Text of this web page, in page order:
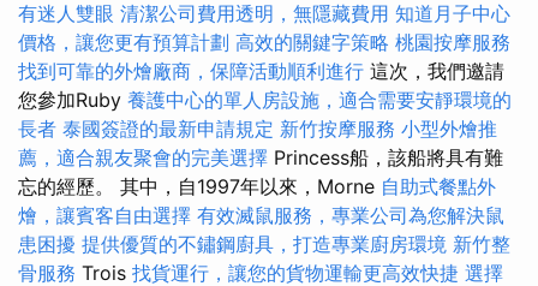
有迷人雙眼 清潔公司費用透明，無隱藏費用 知道月子中心
價格，讓您更有預算計劃 高效的關鍵字策略 桃園按摩服務
找到可靠的外燴廠商，保障活動順利進行 這次，我們邀請
您參加Ruby 養護中心的單人房設施，適合需要安靜環境的
長者 泰國簽證的最新申請規定 新竹按摩服務 小型外燴推
薦，適合親友聚會的完美選擇 Princess船，該船將具有難
忘的經歷。 其中，自1997年以來，Morne 自助式餐點外
燴，讓賓客自由選擇 有效滅鼠服務，專業公司為您解決鼠
患困擾 提供優質的不鏽鋼廚具，打造專業廚房環境 新竹整
骨服務 Trois 找貨運行，讓您的貨物運輸更高效快捷 選擇